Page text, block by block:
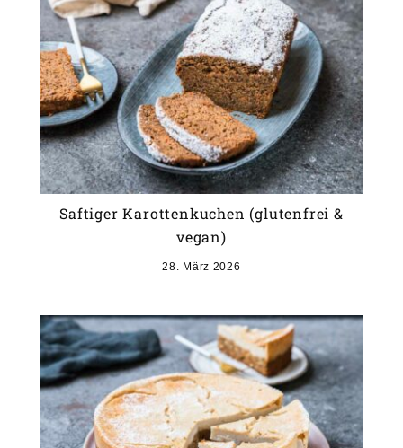
Saftiger Karottenkuchen (glutenfrei &
vegan)
28. März 2026